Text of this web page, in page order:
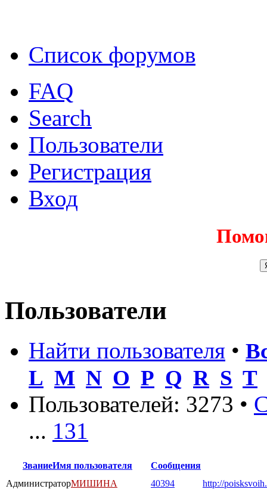
Список форумов
FAQ
Search
Пользователи
Регистрация
Вход
Пользователи
Найти пользователя •
L M N O P Q R S T
Пользователей: 3273 •
... 131
ЗваниеИмя пользователя
Сообщения
АдминистраторМИШИНА 40394
http://